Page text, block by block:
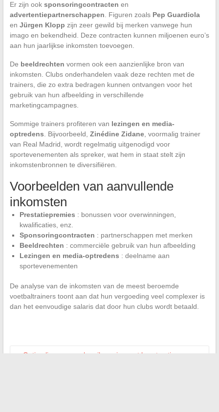
Er zijn ook sponsoringcontracten en
advertentiepartnerschappen. Figuren zoals Pep Guardiola
en Jürgen Klopp zijn zeer gewild bij merken vanwege hun
imago en bekendheid. Deze contracten kunnen miljoenen euro’s
aan hun jaarlijkse inkomsten toevoegen.
De beeldrechten vormen ook een aanzienlijke bron van
inkomsten. Clubs onderhandelen vaak deze rechten met de
trainers, die zo extra bedragen kunnen ontvangen voor het
gebruik van hun afbeelding in verschillende
marketingcampagnes.
Sommige trainers profiteren van lezingen en media-
optredens. Bijvoorbeeld, Zinédine Zidane, voormalig trainer
van Real Madrid, wordt regelmatig uitgenodigd voor
sportevenementen als spreker, wat hem in staat stelt zijn
inkomstenbronnen te diversifiëren.
Voorbeelden van aanvullende
inkomsten
Prestatiepremies : bonussen voor overwinningen,
kwalificaties, enz.
Sponsoringcontracten : partnerschappen met merken
Beeldrechten : commerciële gebruik van hun afbeelding
Lezingen en media-optredens : deelname aan
sportevenementen
De analyse van de inkomsten van de meest beroemde
voetbaltrainers toont aan dat hun vergoeding veel complexer is
dan het eenvoudige salaris dat door hun clubs wordt betaald.
Optimaliseer uw webmailervaring met kunstmatige